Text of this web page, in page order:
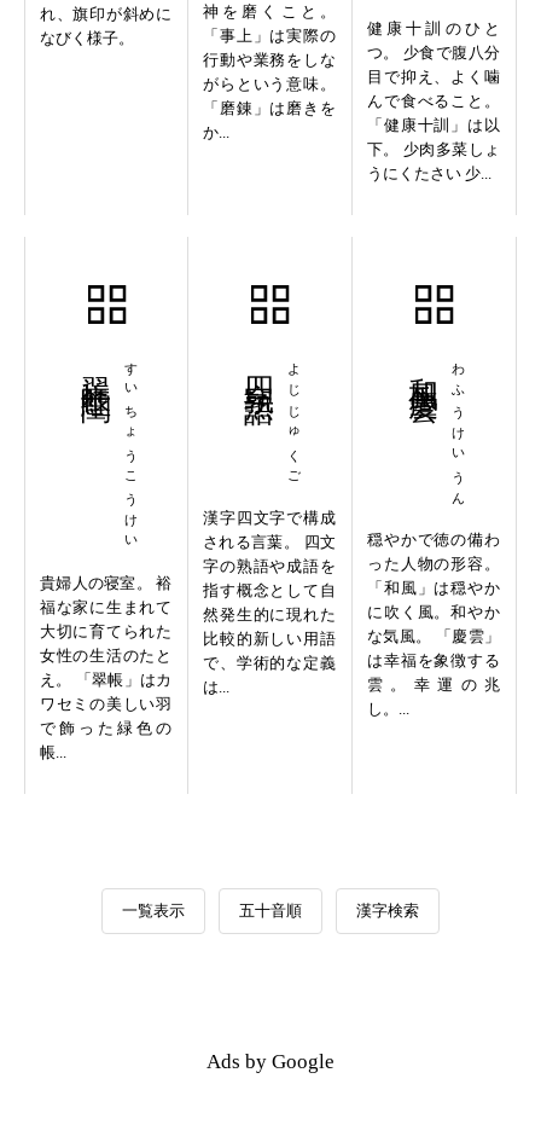
れ、旗印が斜めに
なびく様子。
神を磨くこと。
「事上」は実際の
行動や業務をしな
がらという意味。
「磨錬」は磨きを
か...
健康十訓のひと
つ。 少食で腹八分
目で抑え、よく噛
んで食べること。
「健康十訓」は以
下。 少肉多菜しょ
うにくたさい 少...
すいちょうこうけい
貴婦人の寝室。 裕
福な家に生まれて
大切に育てられた
女性の生活のたと
え。 「翠帳」はカ
ワセミの美しい羽
で飾った緑色の
帳...
よじじゅくご
漢字四文字で構成
される言葉。 四文
字の熟語や成語を
指す概念として自
然発生的に現れた
比較的新しい用語
で、学術的な定義
は...
わふうけいうん
穏やかで徳の備わ
った人物の形容。
「和風」は穏やか
に吹く風。和やか
な気風。 「慶雲」
は幸福を象徴する
雲。幸運の兆
し。...
一覧表示 五十音順 漢字検索
Ads by Google